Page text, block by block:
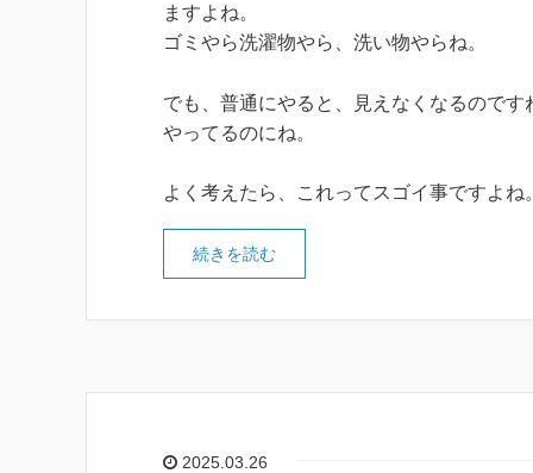
ますよね。
ゴミやら洗濯物やら、洗い物やらね。
でも、普通にやると、見えなくなるのです
やってるのにね。
よく考えたら、これってスゴイ事ですよね
続きを読む
2025.03.26